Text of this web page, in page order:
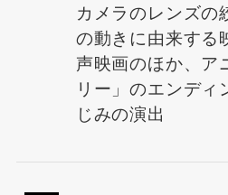
カメラのレンズの
の動きに由来する
声映画のほか、ア
リー」のエンディ
じみの演出